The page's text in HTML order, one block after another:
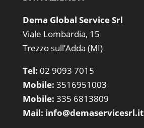
Dema Global Service Srl
Viale Lombardia, 15
Trezzo sull’Adda (MI)
Tel: 02 9093 7015
Mobile: 3516951003
Mobile: 335 6813809
Mail: info@demaservicesrl.it